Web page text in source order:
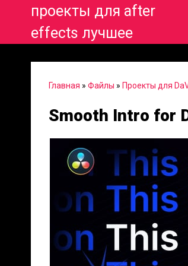
проекты для after
effects лучшее
Главная » Файлы » Проекты для
Smooth Intro for